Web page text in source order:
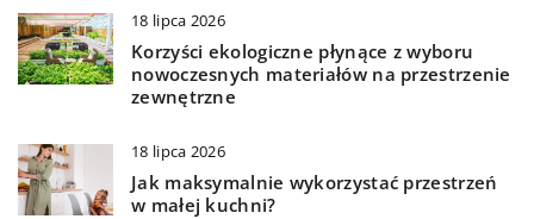
18 lipca 2026
Korzyści ekologiczne płynące z wyboru
nowoczesnych materiałów na przestrzenie
zewnętrzne
18 lipca 2026
Jak maksymalnie wykorzystać przestrzeń
w małej kuchni?